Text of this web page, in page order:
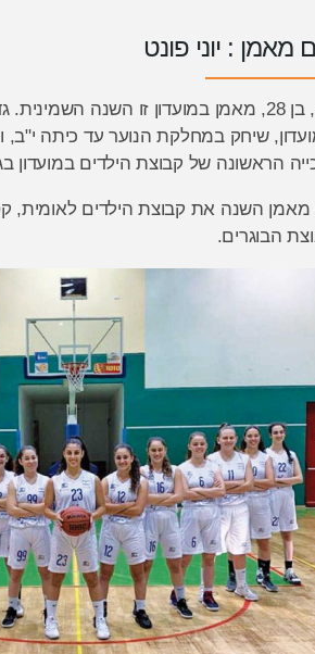
מאמן : יוני פונט
יוני, בן 28, מאמן במועדון זו השנה
שיחק במחלקת הנוער עד כיתה י"ב,
הראשונה של קבוצת הילדים במועדון
מאמן השנה את קבוצת הילדים לאומית,
הבוגרים.